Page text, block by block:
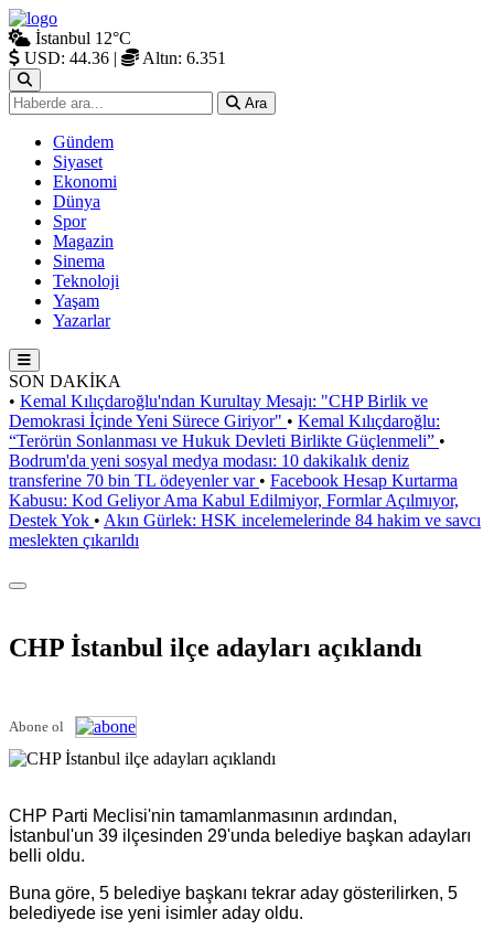
İstanbul 12°C
USD: 44.36 | Altın: 6.351
Ara
Gündem
Siyaset
Ekonomi
Dünya
Spor
Magazin
Sinema
Teknoloji
Yaşam
Yazarlar
SON DAKİKA
• Kemal Kılıçdaroğlu'ndan Kurultay Mesajı: "CHP Birlik ve
Demokrasi İçinde Yeni Sürece Giriyor" • Kemal Kılıçdaroğlu:
“Terörün Sonlanması ve Hukuk Devleti Birlikte Güçlenmeli” •
Bodrum'da yeni sosyal medya modası: 10 dakikalık deniz
transferine 70 bin TL ödeyenler var • Facebook Hesap Kurtarma
Kabusu: Kod Geliyor Ama Kabul Edilmiyor, Formlar Açılmıyor,
Destek Yok • Akın Gürlek: HSK incelemelerinde 84 hakim ve savcı
meslekten çıkarıldı
CHP İstanbul ilçe adayları açıklandı
Abone ol
CHP Parti Meclisi'nin tamamlanmasının ardından,
İstanbul'un 39 ilçesinden 29'unda belediye başkan adayları
belli oldu.
Buna göre, 5 belediye başkanı tekrar aday gösterilirken, 5
belediyede ise yeni isimler aday oldu.